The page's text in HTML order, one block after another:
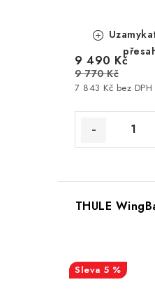
7 843 Kč bez DPH
9 490 Kč
9 770 Kč
THULE
5 %